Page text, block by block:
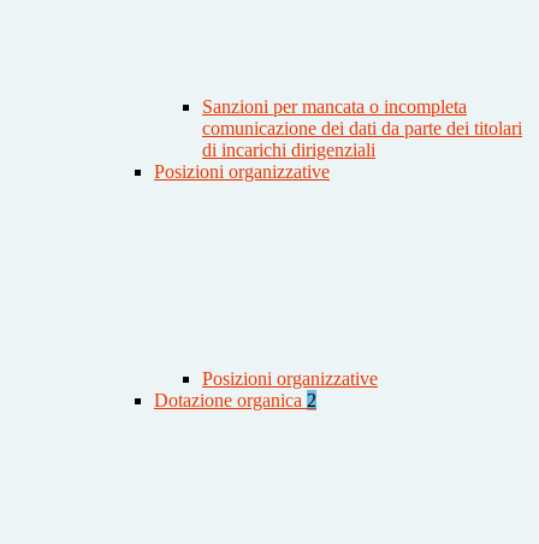
Sanzioni per mancata o incompleta
comunicazione dei dati da parte dei titolari
di incarichi dirigenziali
Posizioni organizzative
Posizioni organizzative
Dotazione organica 2